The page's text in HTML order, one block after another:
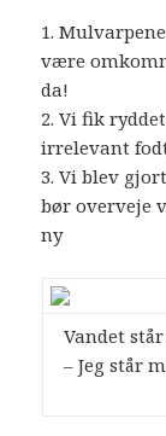
1.
være
da!
2. Vi fik
irrelevant
3. Vi blev
bør overveje
ny
Vandet
– Jeg står